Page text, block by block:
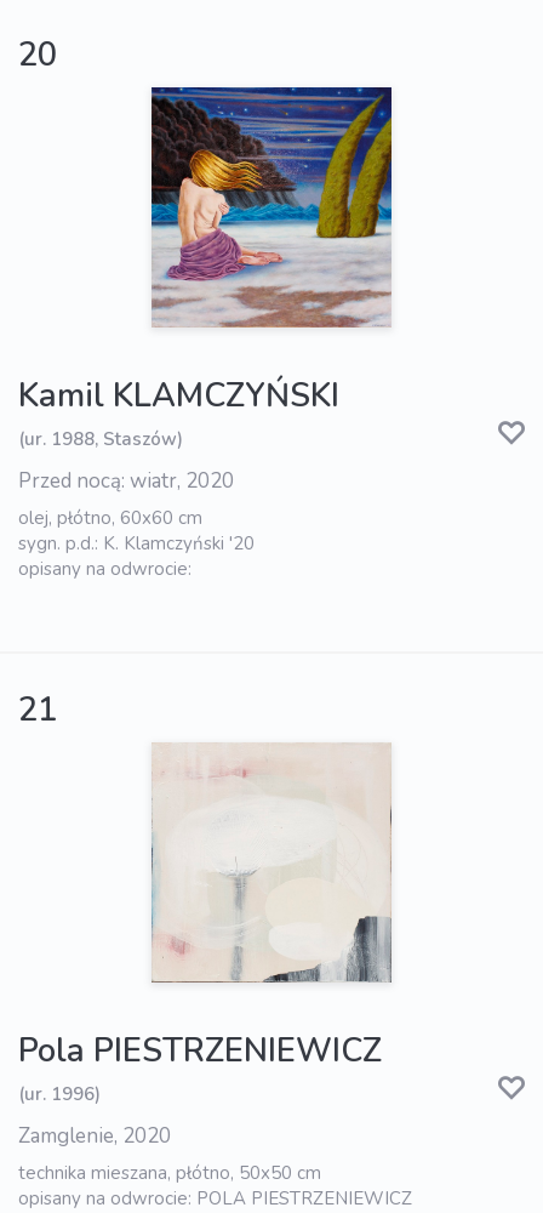
20
Kamil KLAMCZYŃSKI
(ur. 1988, Staszów)
Przed nocą: wiatr, 2020
olej, płótno, 60x60 cm
sygn. p.d.: K. Klamczyński '20
opisany na odwrocie:
21
Pola PIESTRZENIEWICZ
(ur. 1996)
Zamglenie, 2020
technika mieszana, płótno, 50x50 cm
opisany na odwrocie: POLA PIESTRZENIEWICZ